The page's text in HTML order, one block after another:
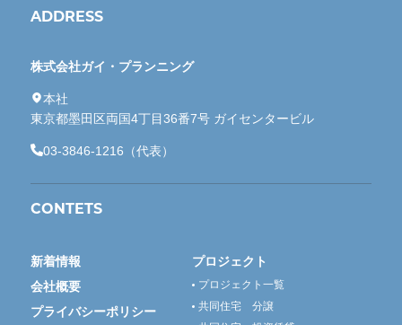
ADDRESS
株式会社ガイ・プランニング
本社
東京都墨田区両国4丁目36番7号 ガイセンタービル
03-3846-1216（代表）
CONTETS
新着情報
会社概要
プライバシーポリシー
プロジェクト
プロジェクト一覧
共同住宅 分譲